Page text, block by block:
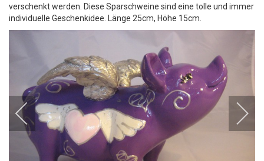
verschenkt werden. Diese Sparschweine sind eine tolle und immer
individuelle Geschenkidee. Länge 25cm, Höhe 15cm.